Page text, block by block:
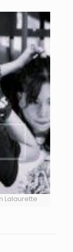
Lalaurette